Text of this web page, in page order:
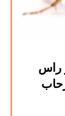
راس